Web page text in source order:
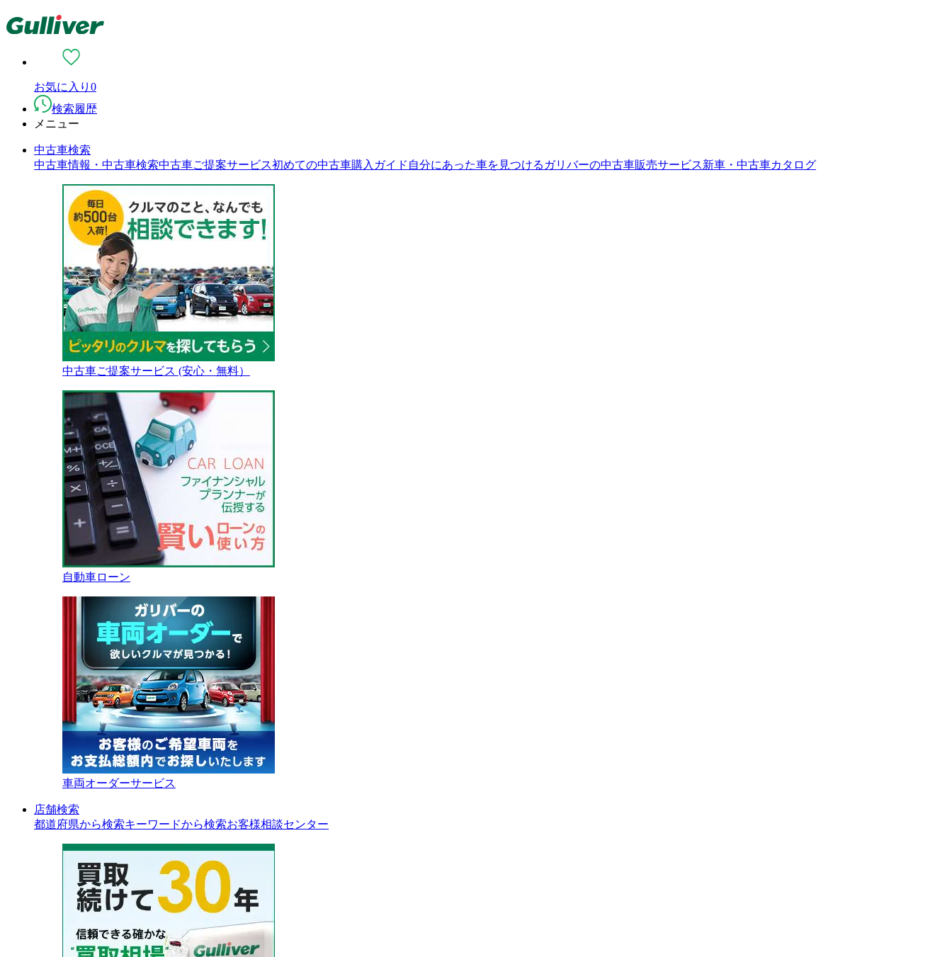
お気に入り 0
検索履歴
メニュー
中古車検索
中古車情報・中古車検索中古車ご提案サービス初めての中古車購入ガイド 自分にあった車を見つける ガリバーの中古車販売サービス新車・中古車カタログ
中古車ご提案サービス (安心・無料）
自動車ローン
車両オーダーサービス
店舗検索
都道府県から検索キーワードから検索お客様相談センター